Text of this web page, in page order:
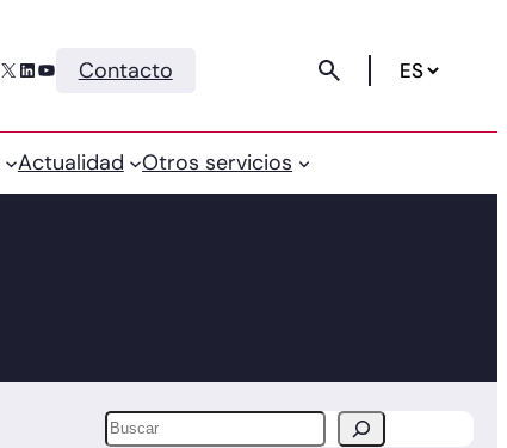
X LinkedIn YouTube Contacto
Actualidad Otros servicios
Buscar